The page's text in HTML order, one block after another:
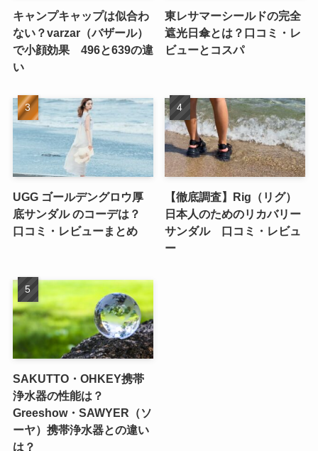
キャンプキャップは似合わ
ない？varzar（バザール）
で小顔効果 496と639の違
い
東レサマーシールドの完全
遮光日傘とは？口コミ・レ
ビューとコスパ
UGG ゴールデングロウ厚
底サンダル のコーデは？
口コミ・レビューまとめ
【徹底調査】Rig（リグ）
日本人のためのリカバリー
サンダル 口コミ・レビュ
ー
SAKUTTO・OHKEY携帯
浄水器の性能は？
Greeshow・SAWYER（ソ
ーヤ）携帯浄水器との違い
は？